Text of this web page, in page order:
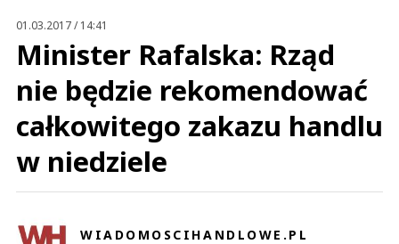
01.03.2017 / 14:41
Minister Rafalska: Rząd
nie będzie rekomendować
całkowitego zakazu handlu
w niedziele
WIADOMOSCIHANDLOWE.PL